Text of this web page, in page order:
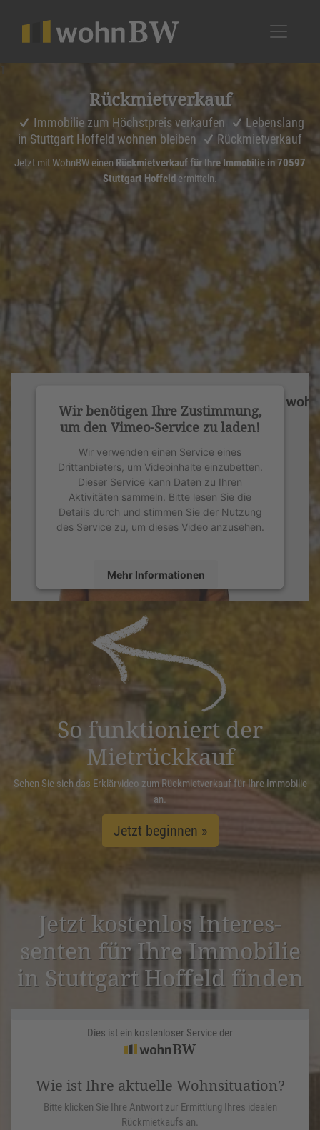
Rückmiet­ver­kauf
Immobilie zum Höchstpreis verkaufen
Lebenslang
in Stuttgart Hoffeld wohnen bleiben
Rückmietverkauf
Jetzt mit WohnBW einen Rückmietverkauf für Ihre Immobilie in 70597
Stuttgart Hoffeldermitteln.
Wir benötigen Ihre Zustimmung,
um den Vimeo-Service zu laden!
Wir verwenden einen Service eines
Drittanbieters, um Videoinhalte einzubetten.
Dieser Service kann Daten zu Ihren
Aktivitäten sammeln. Bitte lesen Sie die
Details durch und stimmen Sie der Nutzung
des Service zu, um dieses Video anzusehen.
Mehr Informationen
powered by
Management Platform
So funktioniert der
Mietrückkauf
Sehen Sie sich das Erklärvideo zum Rückmietverkauf für Ihre Immobilie
an.
Jetzt beginnen »
Jetzt kostenlos Inter­es­
senten für Ihre Immobilie
in Stuttgart Hoffeld finden
Dies ist ein kostenloser Service der
Wie ist Ihre aktuelle Wohnsituation?
Bitte klicken Sie Ihre Antwort zur Ermittlung Ihres idealen
Rückmietkaufs an.